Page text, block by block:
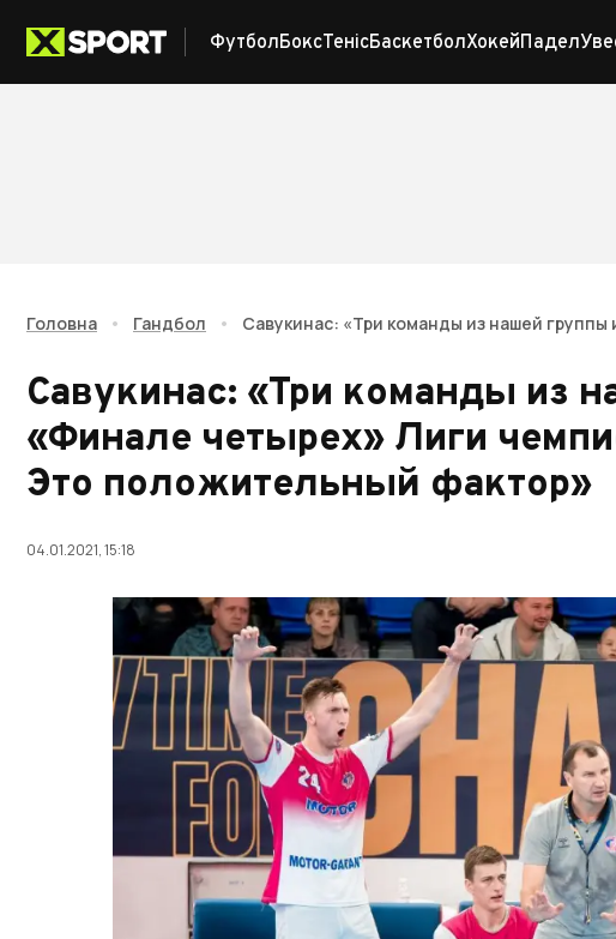
ФутболБоксТенісБаскетболХокейПадел
Головна • Гандбол • Савукинас: «Три команды из нашей
Савукинас: «Три команды из
«Финале четырех» Лиги
Это положительный фактор»
04.01.2021, 15:18